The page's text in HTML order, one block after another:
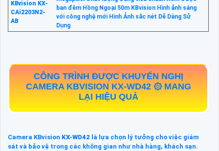
KBvision KX-
CAi2203N2-
AB
ban đêm Hồng Ngoại 50m KBvision Hình ảnh sáng
với công nghệ mới Hình Ảnh sắc nét Dễ Dàng Sử
Dụng
CÔNG TRÌNH ĐƯỢC KHUYẾN NGHỊ
CAMERA KBVISION KX-WD42 ۞ MANG
LẠI HIỆU QUẢ
Camera KBvision KX-WD42 là lựa chọn lý tưởng cho việc giám
sát và bảo vệ trong các không gian như nhà hàng, khách sạn.